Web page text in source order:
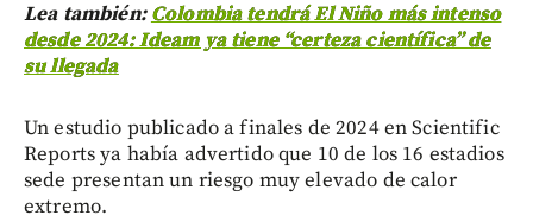
Lea también:Colombia tendrá El Niño más intenso
desde 2024: Ideam ya tiene “certeza científica” de
su llegada
Un estudio publicado a finales de 2024 en Scientific
Reports ya había advertido que 10 de los 16 estadios
sede presentan un riesgo muy elevado de calor
extremo.